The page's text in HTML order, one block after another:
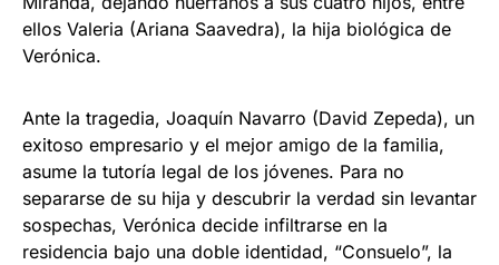
ellos Valeria (Ariana Saavedra), la hija biológica de
Verónica.
Ante la tragedia, Joaquín Navarro (David Zepeda), un
exitoso empresario y el mejor amigo de la familia,
asume la tutoría legal de los jóvenes. Para no
separarse de su hija y descubrir la verdad sin levantar
sospechas, Verónica decide infiltrarse en la
residencia bajo una doble identidad, “Consuelo”, la